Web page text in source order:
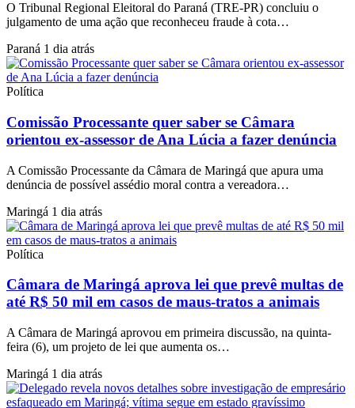
O Tribunal Regional Eleitoral do Paraná (TRE-PR) concluiu o
julgamento de uma ação que reconheceu fraude à cota…
Paraná 1 dia atrás
Política
Comissão Processante quer saber se Câmara
orientou ex-assessor de Ana Lúcia a fazer denúncia
A Comissão Processante da Câmara de Maringá que apura uma
denúncia de possível assédio moral contra a vereadora…
Maringá 1 dia atrás
Política
Câmara de Maringá aprova lei que prevê multas de
até R$ 50 mil em casos de maus-tratos a animais
A Câmara de Maringá aprovou em primeira discussão, na quinta-
feira (6), um projeto de lei que aumenta os…
Maringá 1 dia atrás